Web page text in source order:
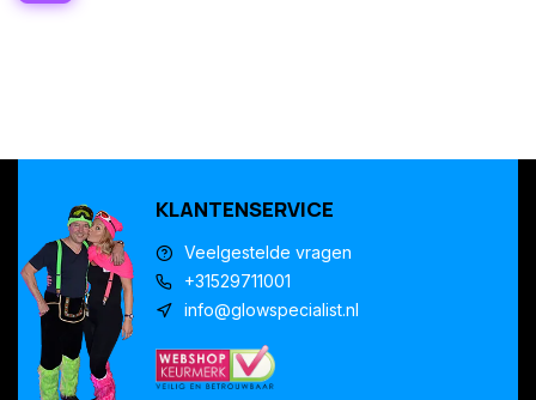
KLANTENSERVICE
Veelgestelde vragen
+31529711001
info@glowspecialist.nl